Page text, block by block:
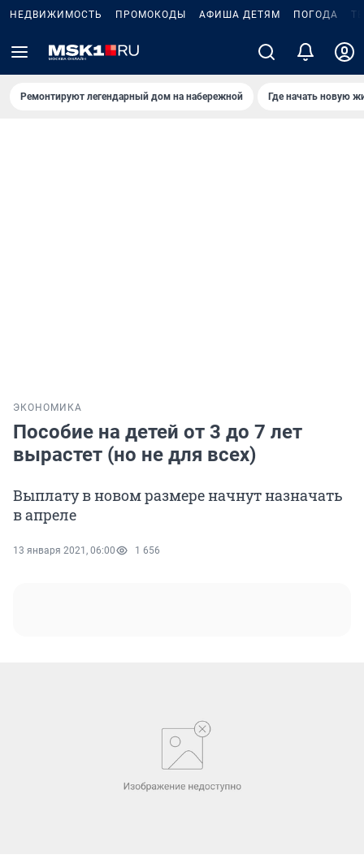
НЕДВИЖИМОСТЬ ПРОМОКОДЫ АФИША ДЕТЯМ ПОГОДА
Ремонтируют легендарный дом на набережной Где начать новую
ЭКОНОМИКА
Пособие на детей от 3 до 7 лет
вырастет (но не для всех)
Выплату в новом размере начнут назначать
в апреле
13 января 2021, 06:00 1 656